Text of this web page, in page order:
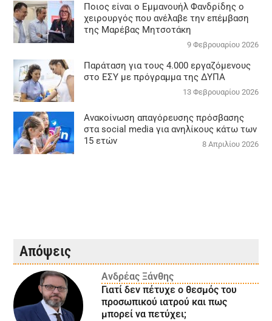
Ποιος είναι ο Εμμανουήλ Φανδρίδης ο
χειρουργός που ανέλαβε την επέμβαση
της Μαρέβας Μητσοτάκη
9 Φεβρουαρίου 2026
Παράταση για τους 4.000 εργαζόμενους
στο ΕΣΥ με πρόγραμμα της ΔΥΠΑ
13 Φεβρουαρίου 2026
Ανακοίνωση απαγόρευσης πρόσβασης
στα social media για ανηλίκους κάτω των
15 ετών
8 Απριλίου 2026
Απόψεις
Ανδρέας Ξάνθης
Γιατί δεν πέτυχε ο θεσμός του
προσωπικού ιατρού και πως
μπορεί να πετύχει;